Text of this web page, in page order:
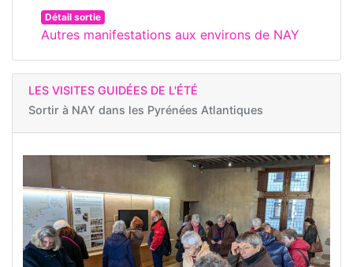
Détail sortie
Autres manifestations aux environs de NAY
LES VISITES GUIDÉES DE L'ÉTÉ
Sortir à NAY dans les Pyrénées Atlantiques